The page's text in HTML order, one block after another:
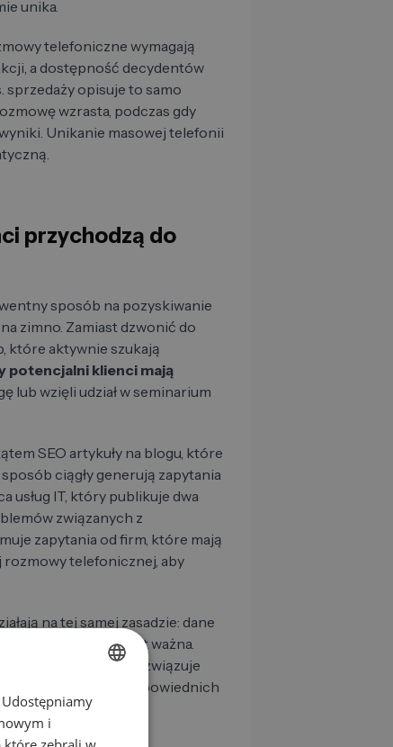
unika.
telefoniczne wymagają
a dostępność decydentów
sprzedaży opisuje to samo
wzrasta, podczas gdy
Unikanie masowej telefonii
przychodzą do
sposób na pozyskiwanie
zimno. Zamiast dzwonić do
które aktywnie szukają
potencjalni klienci mają
lub wzięli udział w seminarium
SEO artykuły na blogu, które
ciągły generują zapytania
usług IT, który publikuje dwa
związanych z
zapytania od firm, które mają
telefonicznej, aby
na tej samej zasadzie: dane
Jakość treści jest ważna.
przewodnik, który rozwiązuje
przyciąga odpowiednich
GERMAN
i